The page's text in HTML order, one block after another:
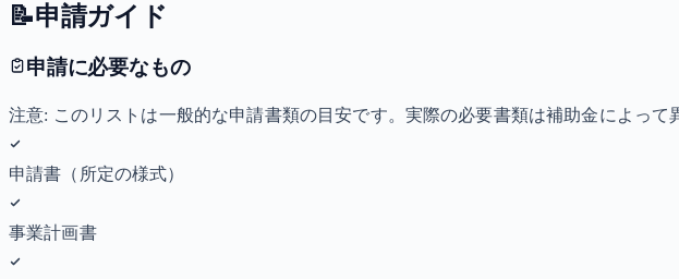
📝申請ガイド
申請に必要なもの
注意: このリストは一般的な申請書類の目安です。実際の必要書類は補助金によっ
申請書（所定の様式）
事業計画書